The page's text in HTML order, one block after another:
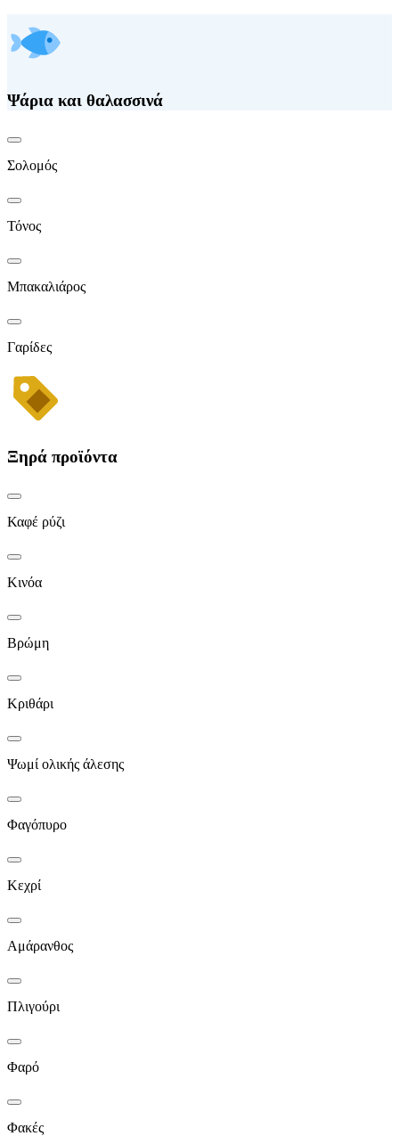
Ψάρια και θαλασσινά
Σολομός
Τόνος
Μπακαλιάρος
Γαρίδες
Ξηρά προϊόντα
Καφέ ρύζι
Κινόα
Βρώμη
Κριθάρι
Ψωμί ολικής άλεσης
Φαγόπυρο
Κεχρί
Αμάρανθος
Πλιγούρι
Φαρό
Φακές